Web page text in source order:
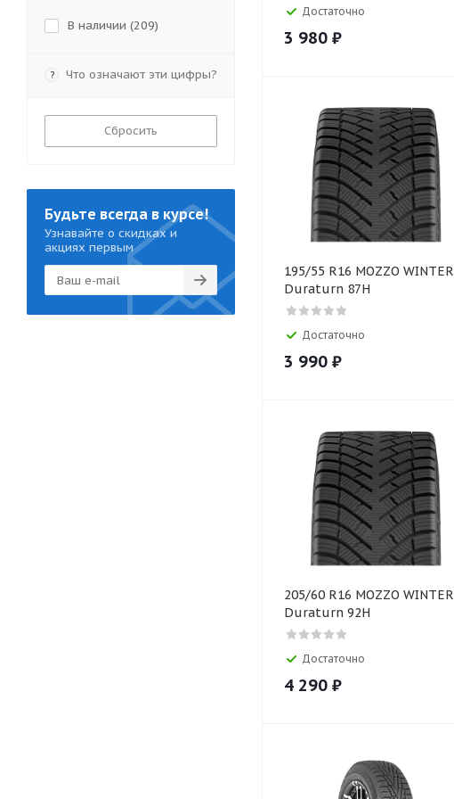
Достаточно
3 980 ₽
195/55 R16 MOZZO WINTER
Duraturn 87H
Достаточно
3 990 ₽
205/60 R16 MOZZO WINTER
Duraturn 92H
Достаточно
4 290 ₽
В наличии (209)
? Что означают эти цифры?
Сбросить
Будьте всегда в курсе!
Узнавайте о скидках и
акциях первым